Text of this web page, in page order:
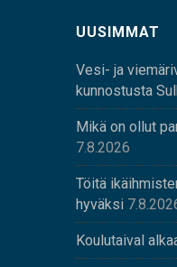
UUSIMMAT
Vesi- ja
kunnostusta
Mikä on ollut
7.8.2026
Töitä
hyväksi
Koulutaival